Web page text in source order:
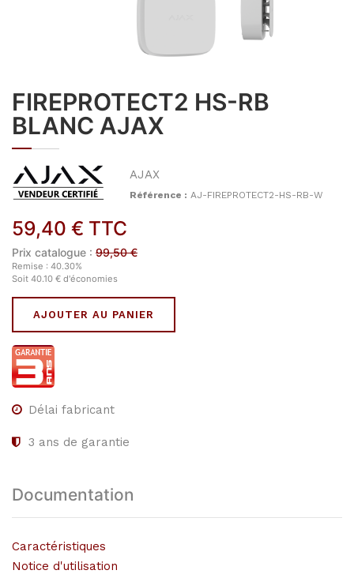
FIREPROTECT2 HS-RB
BLANC AJAX
AJAX
Référence : AJ-FIREPROTECT2-HS-RB-W
59,40 € TTC
Prix catalogue : 99,50€
Remise : 40.30%
Soit 40.10 € d'économies
AJOUTER AU PANIER
Délai fabricant
3 ans de garantie
Documentation
Caractéristiques
Notice d'utilisation